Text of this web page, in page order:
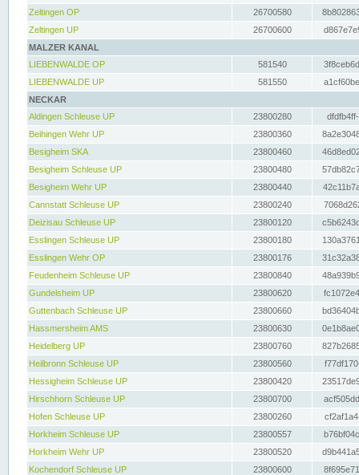
Zeltingen OP
26700580
Zeltingen UP
26700600
MALZER KANAL
LIEBENWALDE OP
581540
LIEBENWALDE UP
581550
NECKAR
Aldingen Schleuse UP
23800280
Beihingen Wehr UP
23800360
Besigheim SKA
23800460
Besigheim Schleuse UP
23800480
Besigheim Wehr UP
23800440
Cannstatt Schleuse UP
23800240
Deizisau Schleuse UP
23800120
Esslingen Schleuse UP
23800180
Esslingen Wehr OP
23800176
Feudenheim Schleuse UP
23800840
Gundelsheim UP
23800620
Guttenbach Schleuse UP
23800660
Hassmersheim AMS
23800630
Heidelberg UP
23800760
Heilbronn Schleuse UP
23800560
Hessigheim Schleuse UP
23800420
Hirschhorn Schleuse UP
23800700
Hofen Schleuse UP
23800260
Horkheim Schleuse UP
23800557
Horkheim Wehr UP
23800520
Kochendorf Schleuse UP
23800600